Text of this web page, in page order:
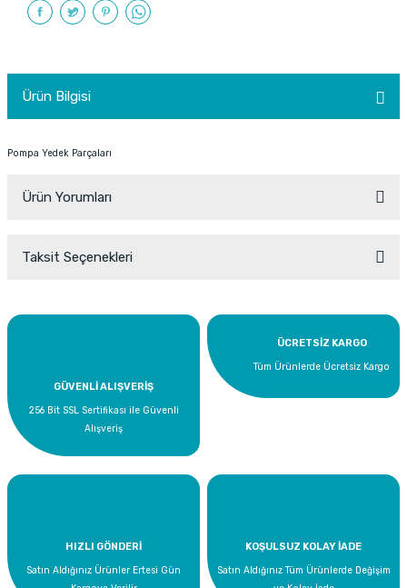
Ürün Bilgisi
Pompa Yedek Parçaları
Ürün Yorumları
Yorum Yaz
Taksit Seçenekleri
GÜVENLİ ALIŞVERİŞ
256 Bit SSL Sertifikası ile Güvenli
Alışveriş
ÜCRETSİZ KARGO
Tüm Ürünlerde Ücretsiz Kargo
HIZLI GÖNDERİ
Satın Aldığınız Ürünler Ertesi Gün
KOŞULSUZ KOLAY İADE
Satın Aldığınız Tüm Ürünlerde Değişim